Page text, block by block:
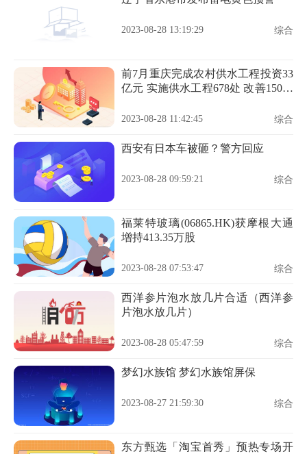
2023-08-28 13:19:29 综合
前7月重庆完成农村供水工程投资33
亿元 实施供水工程678处 改善150万
2023-08-28 11:42:45 综合
西安有日本车被砸？警方回应
2023-08-28 09:59:21 综合
福莱特玻璃(06865.HK)获摩根大通
增持413.35万股
2023-08-28 07:53:47 综合
西洋参片泡水放几片合适（西洋参
片泡水放几片）
2023-08-28 05:47:59 综合
梦幻水族馆 梦幻水族馆屏保
2023-08-27 21:59:30 综合
东方甄选「淘宝首秀」预热专场开